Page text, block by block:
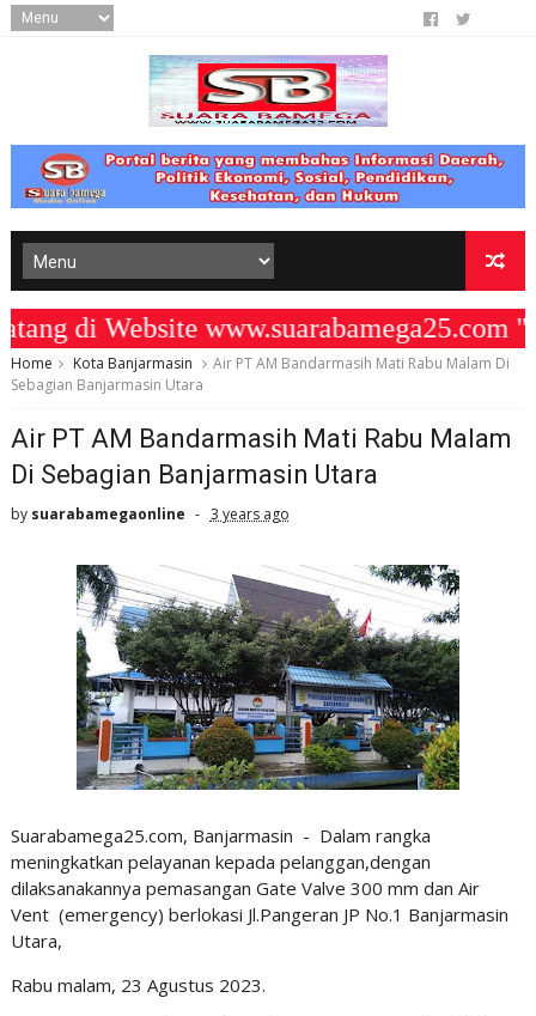
di Website www.suarabamega25.com "
Home Kota Banjarmasin
Air PT AM Bandarmasih Mati Rabu Malam Di
Sebagian Banjarmasin Utara
Air PT AM Bandarmasih Mati Rabu Malam
Di Sebagian Banjarmasin Utara
by suarabamegaonline 3 years ago
Suarabamega25.com, Banjarmasin - Dalam rangka
meningkatkan pelayanan kepada pelanggan,dengan
dilaksanakannya pemasangan Gate Valve 300 mm dan Air
Vent (emergency) berlokasi Jl.Pangeran JP No.1 Banjarmasin
Utara,
Rabu malam, 23 Agustus 2023.